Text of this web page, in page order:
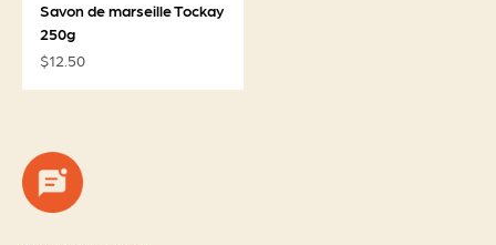
Savon de marseille Tockay
250g
Prix de vente
$12.50